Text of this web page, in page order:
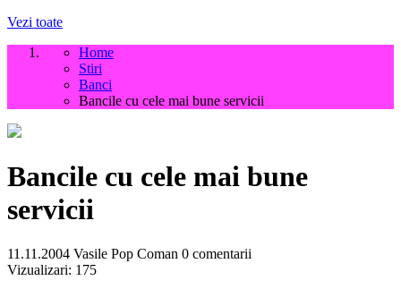
Vezi toate
Home
Stiri
Banci
Bancile cu cele mai bune servicii
Bancile cu cele mai bune
servicii
11.11.2004 Vasile Pop Coman 0 comentarii
Vizualizari: 175